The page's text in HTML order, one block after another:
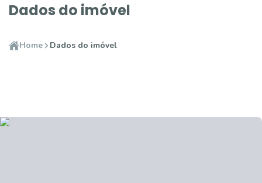
Dados do imóvel
Home Dados do imóvel